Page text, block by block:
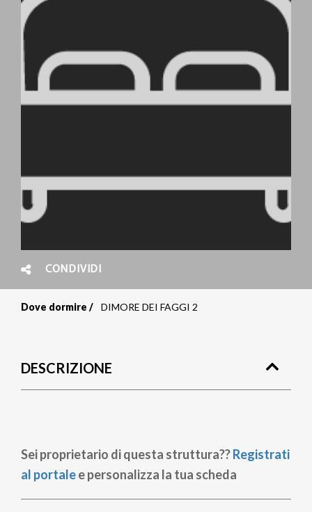
CONDIVIDI
pane
Dove dormire DIMORE DEI FAGGI 2
DESCRIZIONE
Sei proprietario di questa struttura??Registrati
al portalee personalizza la tua scheda